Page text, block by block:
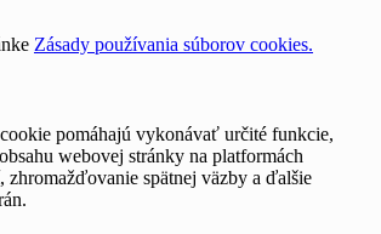
Zásady používania súborov cookies.
pomáhajú vykonávať určité funkcie,
webovej stránky na platformách
zhromažďovanie spätnej väzby a ďalšie